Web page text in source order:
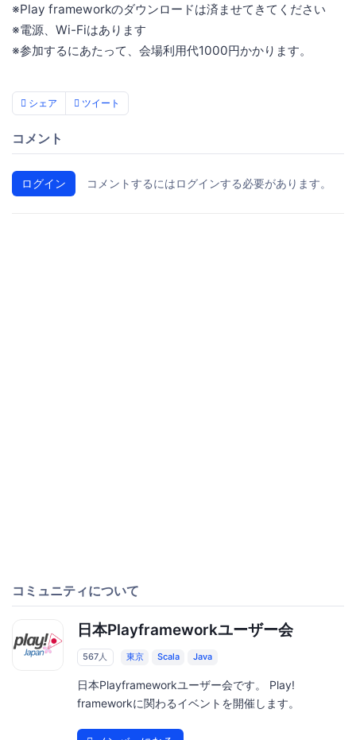
※Play frameworkのダウンロードは済ませてきてください
※電源、Wi-Fiはあります
※参加するにあたって、会場利用代1000円かかります。
シェア ツイート
コメント
ログイン コメントするにはログインする必要があります。
コミュニティについて
日本Playframeworkユーザー会
567人 東京 Scala Java
日本Playframeworkユーザー会です。 Play!
frameworkに関わるイベントを開催します。